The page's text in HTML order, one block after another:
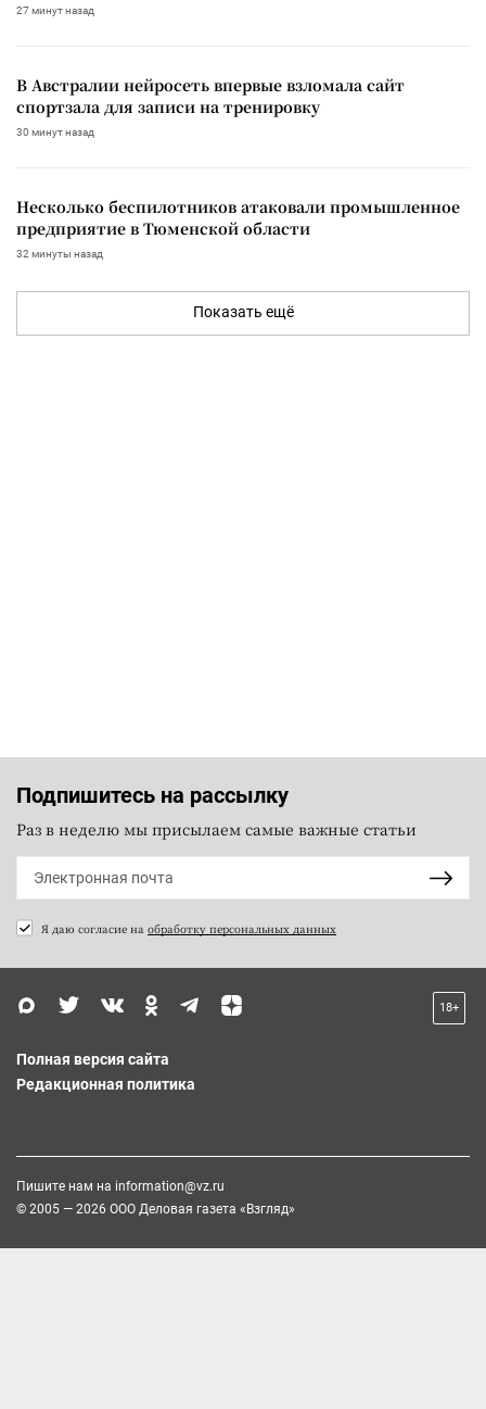
27 минут назад
В Австралии нейросеть впервые взломала сайт
спортзала для записи на тренировку
30 минут назад
Несколько беспилотников атаковали промышленное
предприятие в Тюменской области
32 минуты назад
Показать ещё
Подпишитесь на рассылку
Раз в неделю мы присылаем самые важные статьи
Я даю согласие на обработку персональных данных
18+
Полная версия сайта
Редакционная политика
Пишите нам на information@vz.ru
© 2005 — 2026 ООО Деловая газета «Взгляд»